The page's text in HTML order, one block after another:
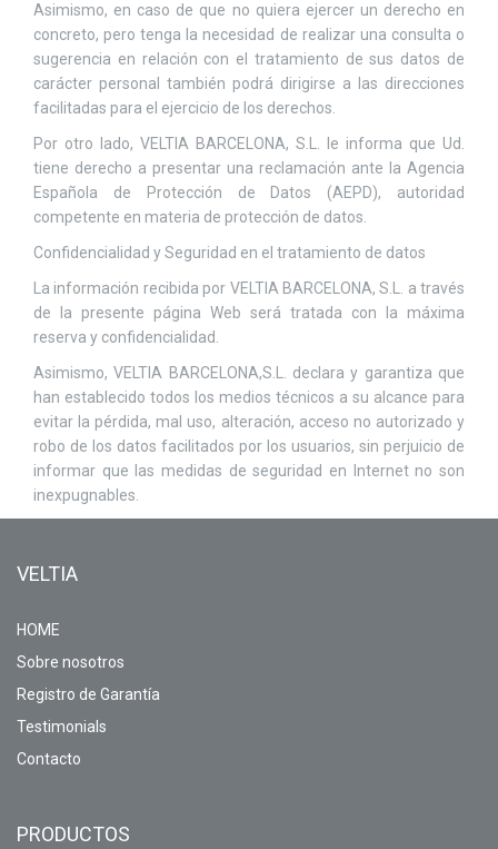
Asimismo, en caso de que no quiera ejercer un derecho en
concreto, pero tenga la necesidad de realizar una consulta o
sugerencia en relación con el tratamiento de sus datos de
carácter personal también podrá dirigirse a las direcciones
facilitadas para el ejercicio de los derechos.
Por otro lado, VELTIA BARCELONA, S.L. le informa que Ud.
tiene derecho a presentar una reclamación ante la Agencia
Española de Protección de Datos (AEPD), autoridad
competente en materia de protección de datos.
Confidencialidad y Seguridad en el tratamiento de datos
La información recibida por VELTIA BARCELONA, S.L. a través
de la presente página Web será tratada con la máxima
reserva y confidencialidad.
Asimismo, VELTIA BARCELONA,S.L. declara y garantiza que
han establecido todos los medios técnicos a su alcance para
evitar la pérdida, mal uso, alteración, acceso no autorizado y
robo de los datos facilitados por los usuarios, sin perjuicio de
informar que las medidas de seguridad en Internet no son
inexpugnables.
VELTIA
HOME
Sobre nosotros
Registro de Garantía
Testimonials
Contacto
PRODUCTOS